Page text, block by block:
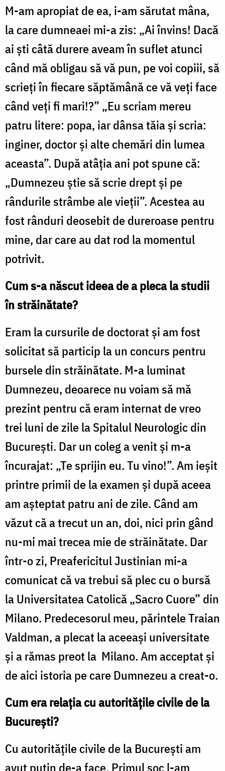
M-am apropiat de ea, i-am sărutat mâna,
la care dumneaei mi-a zis: „Ai învins! Dacă
ai ști câtă durere aveam în suflet atunci
când mă obligau să vă pun, pe voi copiii, să
scrieți în fiecare săptămână ce vă veți face
când veți fi mari!?” „Eu scriam mereu
patru litere: popa, iar dânsa tăia și scria:
inginer, doctor și alte chemări din lumea
aceasta”. După atâția ani pot spune că:
„Dumnezeu știe să scrie drept și pe
rândurile strâmbe ale vieții”. Acestea au
fost rânduri deosebit de dureroase pentru
mine, dar care au dat rod la momentul
potrivit.
Cum s-a născut ideea de a pleca la studii
în străinătate?
Eram la cursurile de doctorat și am fost
solicitat să particip la un concurs pentru
bursele din străinătate. M-a luminat
Dumnezeu, deoarece nu voiam să mă
prezint pentru că eram internat de vreo
trei luni de zile la Spitalul Neurologic din
București. Dar un coleg a venit și m-a
încurajat: „Te sprijin eu. Tu vino!”. Am ieșit
printre primii de la examen și după aceea
am așteptat patru ani de zile. Când am
văzut că a trecut un an, doi, nici prin gând
nu-mi mai trecea mie de străinătate. Dar
într-o zi, Preafericitul Justinian mi-a
comunicat că va trebui să plec cu o bursă
la Universitatea Catolică „Sacro Cuore” din
Milano. Predecesorul meu, părintele Traian
Valdman, a plecat la aceeași universitate
și a rămas preot la Milano. Am acceptat și
de aici istoria pe care Dumnezeu a creat-o.
Cum era relația cu autoritățile civile de la
București?
Cu autoritățile civile de la București am
avut puțin de-a face. Primul șoc l-am